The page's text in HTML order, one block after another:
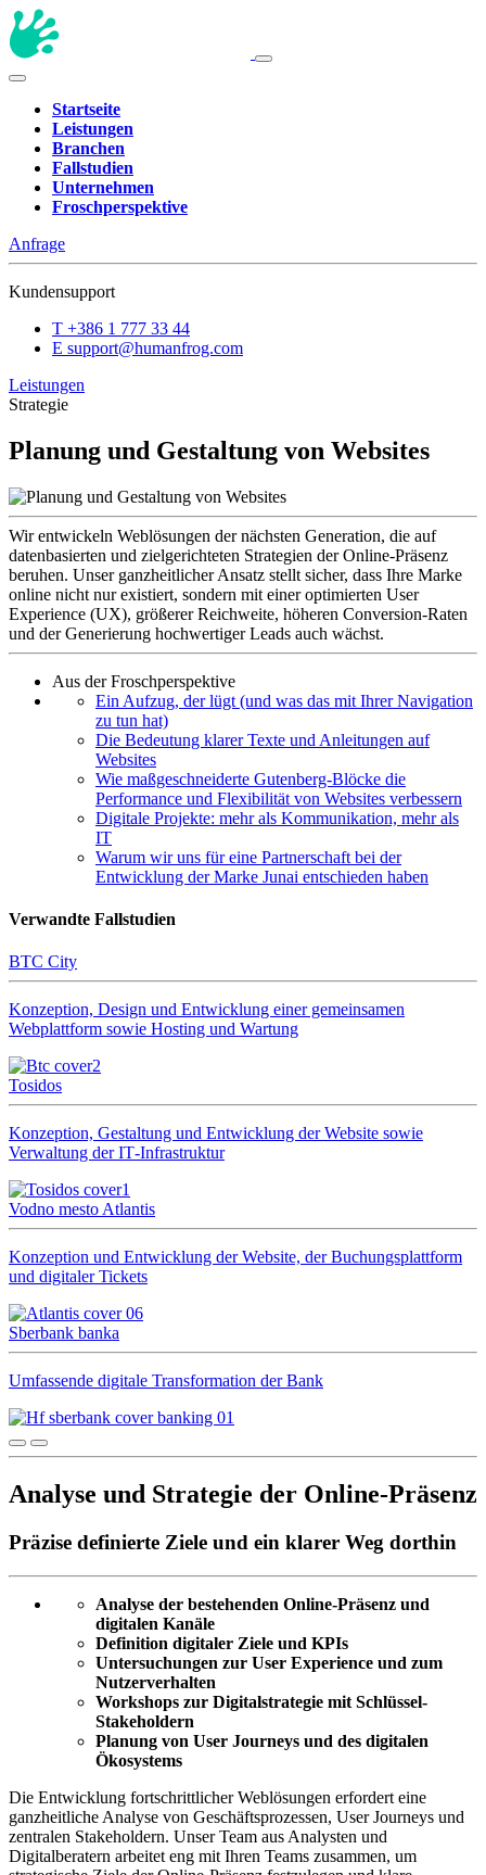
Startseite
Leistungen
Branchen
Fallstudien
Unternehmen
Froschperspektive
Anfrage
Kundensupport
T +386 1 777 33 44
E support@humanfrog.com
Leistungen
Strategie
Planung und Gestaltung von Websites
Wir entwickeln Weblösungen der nächsten Generation, die auf
datenbasierten und zielgerichteten Strategien der Online-Präsenz
beruhen. Unser ganzheitlicher Ansatz stellt sicher, dass Ihre Marke
online nicht nur existiert, sondern mit einer optimierten User
Experience (UX), größerer Reichweite, höheren Conversion-Raten
und der Generierung hochwertiger Leads auch wächst.
Aus der Froschperspektive
Ein Aufzug, der lügt (und was das mit Ihrer Navigation
zu tun hat)
Die Bedeutung klarer Texte und Anleitungen auf
Websites
Wie maßgeschneiderte Gutenberg-Blöcke die
Performance und Flexibilität von Websites verbessern
Digitale Projekte: mehr als Kommunikation, mehr als
IT
Warum wir uns für eine Partnerschaft bei der
Entwicklung der Marke Junai entschieden haben
Verwandte Fallstudien
BTC City
Konzeption, Design und Entwicklung einer gemeinsamen
Webplattform sowie Hosting und Wartung
Tosidos
Konzeption, Gestaltung und Entwicklung der Website sowie
Verwaltung der IT‑Infrastruktur
Vodno mesto Atlantis
Konzeption und Entwicklung der Website, der Buchungsplattform
und digitaler Tickets
Sberbank banka
Umfassende digitale Transformation der Bank
Analyse und Strategie der Online-Präsenz
Präzise definierte Ziele und ein klarer Weg dorthin
Analyse der bestehenden Online-Präsenz und
digitalen Kanäle
Definition digitaler Ziele und KPIs
Untersuchungen zur User Experience und zum
Nutzerverhalten
Workshops zur Digitalstrategie mit Schlüssel-
Stakeholdern
Planung von User Journeys und des digitalen
Ökosystems
Die Entwicklung fortschrittlicher Weblösungen erfordert eine
ganzheitliche Analyse von Geschäftsprozessen, User Journeys und
zentralen Stakeholdern. Unser Team aus Analysten und
Digitalberatern arbeitet eng mit Ihren Teams zusammen, um